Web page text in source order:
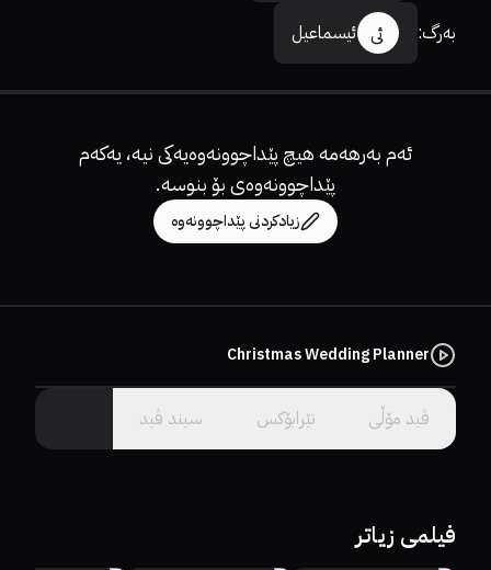
بەرگ: ئی ئیسماعیل
ئەم بەرهەمە هیچ پێداچوونەوەیەکی نیە، یەکەم
پێداچوونەوەی بۆ بنوسە.
زیادکردنی پێداچوونەوە
Christmas Wedding Planner
ڤید مۆڵى تێرابۆکس سیند ڤید
سێرڤەرێک هەڵبژێرە.
فیلمی زیاتر